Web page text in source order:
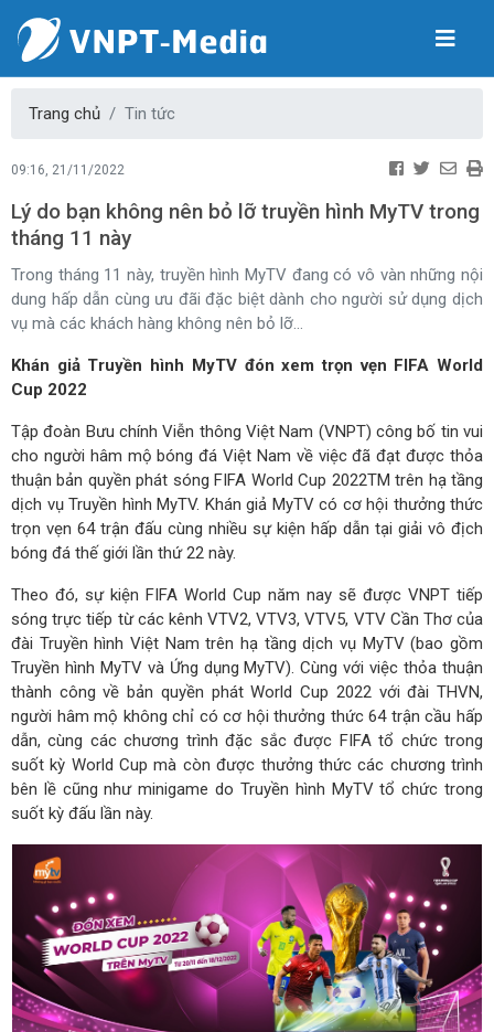
Trang chủ Tin tức
09:16, 21/11/2022
Lý do bạn không nên bỏ lỡ truyền hình MyTV trong
tháng 11 này
Trong tháng 11 này, truyền hình MyTV đang có vô vàn những nội
dung hấp dẫn cùng ưu đãi đặc biệt dành cho người sử dụng dịch
vụ mà các khách hàng không nên bỏ lỡ…
Khán giả Truyền hình MyTV đón xem trọn vẹn FIFA World
Cup 2022
Tập đoàn Bưu chính Viễn thông Việt Nam (VNPT) công bố tin vui
cho người hâm mộ bóng đá Việt Nam về việc đã đạt được thỏa
thuận bản quyền phát sóng FIFA World Cup 2022TM trên hạ tầng
dịch vụ Truyền hình MyTV. Khán giả MyTV có cơ hội thưởng thức
trọn vẹn 64 trận đấu cùng nhiều sự kiện hấp dẫn tại giải vô địch
bóng đá thế giới lần thứ 22 này.
Theo đó, sự kiện FIFA World Cup năm nay sẽ được VNPT tiếp
sóng trực tiếp từ các kênh VTV2, VTV3, VTV5, VTV Cần Thơ của
đài Truyền hình Việt Nam trên hạ tầng dịch vụ MyTV (bao gồm
Truyền hình MyTV và Ứng dụng MyTV). Cùng với việc thỏa thuận
thành công về bản quyền phát World Cup 2022 với đài THVN,
người hâm mộ không chỉ có cơ hội thưởng thức 64 trận cầu hấp
dẫn, cùng các chương trình đặc sắc được FIFA tổ chức trong
suốt kỳ World Cup mà còn được thưởng thức các chương trình
bên lề cũng như minigame do Truyền hình MyTV tổ chức trong
suốt kỳ đấu lần này.